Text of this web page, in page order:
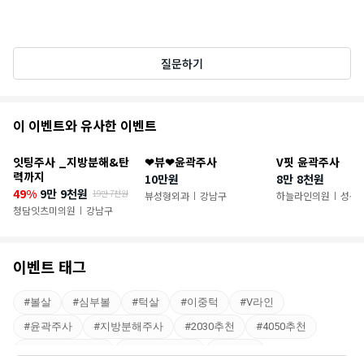
질문하기
추
이
벤
이 이벤트와 유사한 이벤트
잇팅주사 _지방분해&탄
력까지
49% 9만 9천원 19만 7천원
청담잇츠미의원 | 강남구
❤뷰❤윤곽주사
10만원
뷰성형외과 | 강남구
V핏 윤곽주사
8만 8천원
하늘라인의원 | 성동
이벤트 태그
#볼살 #심부볼 #턱살 #이중턱 #V라인
#윤곽주사 #지방분해주사 #2030추천 #4050추천